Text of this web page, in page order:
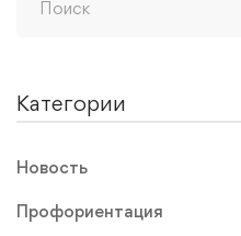
Категории
Новость
Профориентация